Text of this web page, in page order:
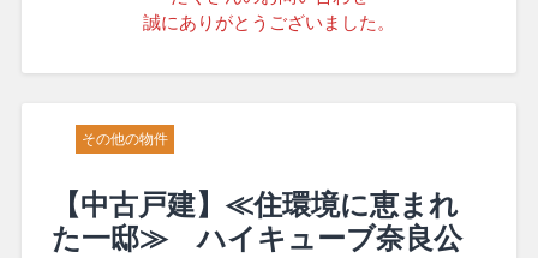
誠にありがとうございました。
その他の物件
【中古戸建】≪住環境に恵まれ
た一邸≫ ハイキューブ奈良公